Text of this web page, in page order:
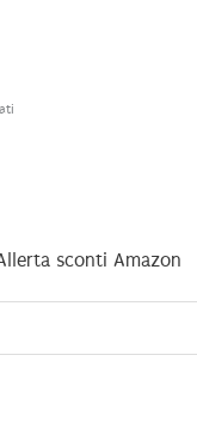
sconti Amazon